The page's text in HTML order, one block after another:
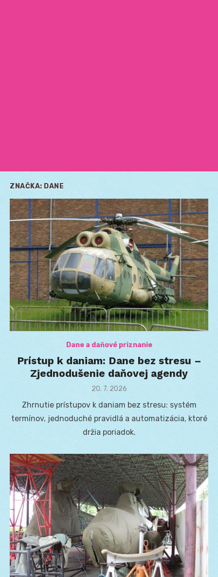
ZNAČKA: DANE
Dane a daňové priznanie
Prístup k daniam: Dane bez stresu –
Zjednodušenie daňovej agendy
Posted
20. 7. 2026
Zhrnutie prístupov k daniam bez stresu: systém
termínov, jednoduché pravidlá a automatizácia, ktoré
držia poriadok.